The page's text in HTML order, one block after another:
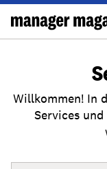
Willkommen! In
Services